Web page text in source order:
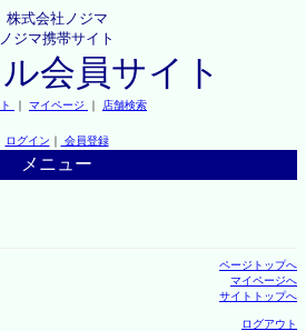
株式会社ノジマ
ノジマ携帯サイト
会員サイト
｜ マイページ ｜ 店舗検索
ログイン ｜ 会員登録
メニュー
ページトップへ
マイページへ
サイトトップへ
ログアウト